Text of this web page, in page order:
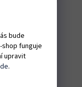
bude
funguje
upravit
.